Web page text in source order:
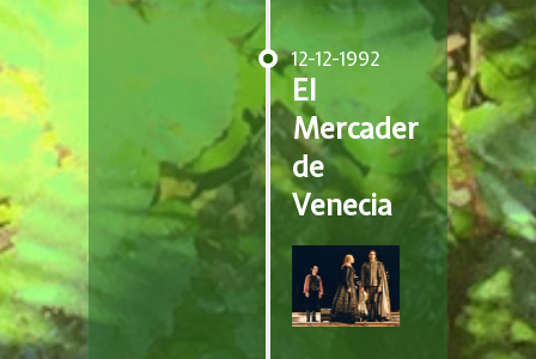
12-12-1992
El
Mercader
de
Venecia